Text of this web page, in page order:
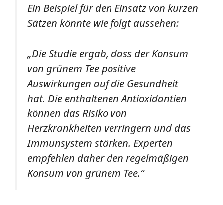
Ein Beispiel für den Einsatz von kurzen
Sätzen könnte wie folgt aussehen:
„Die Studie ergab, dass der Konsum
von grünem Tee positive
Auswirkungen auf die Gesundheit
hat. Die enthaltenen Antioxidantien
können das Risiko von
Herzkrankheiten verringern und das
Immunsystem stärken. Experten
empfehlen daher den regelmäßigen
Konsum von grünem Tee.“